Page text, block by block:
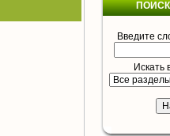
Введите
Искать